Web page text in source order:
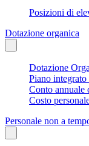
Posizioni di
Dotazione organica
Dotazione
Piano
Conto annuale
Costo
Personale non a